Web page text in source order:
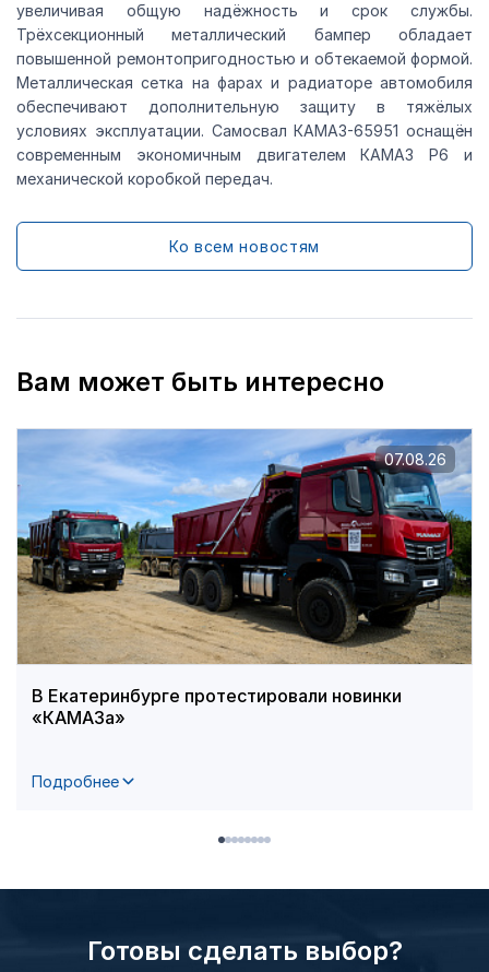
увеличивая общую надёжность и срок службы.
Трёхсекционный металлический бампер обладает
повышенной ремонтопригодностью и обтекаемой формой.
Металлическая сетка на фарах и радиаторе автомобиля
обеспечивают дополнительную защиту в тяжёлых
условиях эксплуатации. Самосвал КАМАЗ-65951 оснащён
современным экономичным двигателем КАМАЗ Р6 и
механической коробкой передач.
Ко всем новостям
Вам может быть интересно
В Екатеринбурге протестировали новинки
«КАМАЗа»
Подробнее
07.08.26
Готовы сделать выбор?